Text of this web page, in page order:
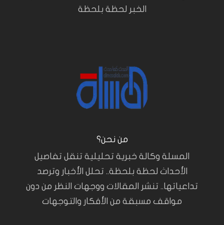
الخبر لحظة بلحظة
من نحن؟
المسلة وكالة خبرية تحليلية تنقل تفاصيل
الأحداث لحظة بلحظة.. تحلل الأخبار وترصد
تداعياتها.. تنشر المقالات ووجهات النظر من دون
مواقف مسبقة من الأفكار والتوجهات